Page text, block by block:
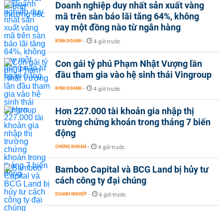
Doanh nghiệp duy nhất sản xuất vàng
mã trên sàn báo lãi tăng 64%, không
vay một đồng nào từ ngân hàng
KINH DOANH - 4 giờ trước
Con gái tỷ phú Phạm Nhật Vượng lần
đầu tham gia vào hệ sinh thái Vingroup
KINH DOANH - 4 giờ trước
Hơn 227.000 tài khoản gia nhập thị
trường chứng khoán trong tháng 7 biến
động
CHỨNG KHOÁN - 4 giờ trước
Bamboo Capital và BCG Land bị hủy tư
cách công ty đại chúng
DOANH NGHIỆP - 6 giờ trước